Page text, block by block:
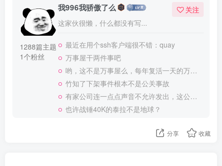
1288篇主题
1个粉丝
我996我骄傲了么
这家伙很懒，什么都没有写...
关注
最近在用个ssh客户端很不错：quay
万事屋干两件事吧
哟，这不是万事屋么，每年复活一天的万事屋
竹知了下架事件根本不是公关事故
有家公司连一点点声音不允许发出，这公司做大了就是我国乃至全世界的灾难
也许战锤40K的泰拉不是地球？
分享 收藏